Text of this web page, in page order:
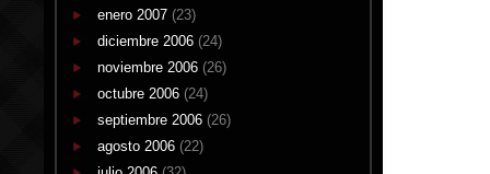
enero 2007 (23)
diciembre 2006 (24)
noviembre 2006 (26)
octubre 2006 (24)
septiembre 2006 (26)
agosto 2006 (22)